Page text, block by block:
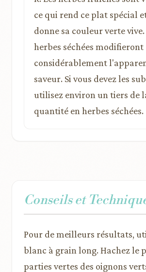
ce qui rend ce plat spécial
donne sa couleur verte vive.
herbes séchées modifieront
considérablement
saveur. Si vous devez les
utilisez environ un tiers de
quantité en herbes séchées.
Conseils et
Pour de meilleurs résultats,
blanc à grain long. Hachez le
parties vertes des oignons